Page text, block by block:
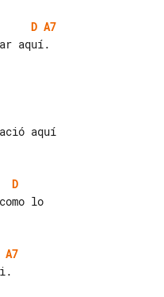
D A7
D
A7